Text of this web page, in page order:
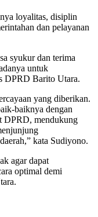
loyalitas, disiplin
dan pelayanan
syukur dan terima
untuk
DPRD Barito Utara.
yang diberikan.
baiknya dengan
DPRD, mendukung
kata Sudiyono.
agar dapat
optimal demi